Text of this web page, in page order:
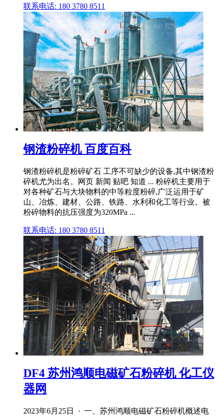
联系电话: 180 3780 8511
钢渣粉碎机 百度百科
钢渣粉碎机是粉碎矿石 工序不可缺少的设备,其中钢渣粉
碎机尤为出名。网页 新闻 贴吧 知道 ... 粉碎机主要用于
对各种矿石与大块物料的中等粒度粉碎,广泛运用于矿
山、冶炼、建材、公路、铁路、水利和化工等行业。被
粉碎物料的抗压强度为320MPa ...
联系电话: 180 3780 8511
DF4 苏州鸿顺电磁矿石粉碎机 化工仪
器网
2023年6月25日 · 一、苏州鸿顺电磁矿石粉碎机概述电